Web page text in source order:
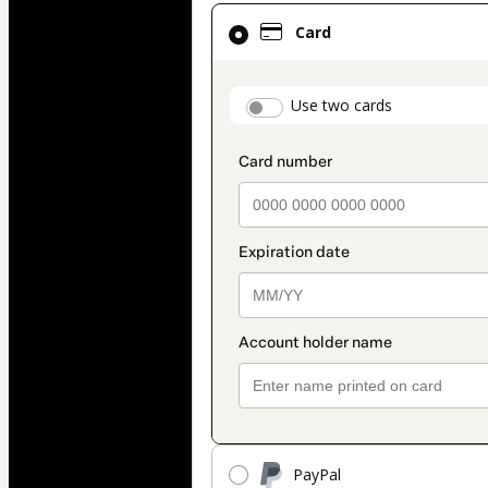
Card
Use two cards
PayPal
Card
selected
method